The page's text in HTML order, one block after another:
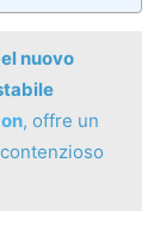
nuovo
, offre un